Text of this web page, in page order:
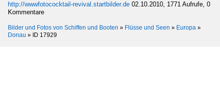
http://wwwfotococktail-revival.startbilder.de 02.10.2010, 1771 Aufrufe, 0
Kommentare
Bilder und Fotos von Schiffen und Booten » Flüsse und Seen » Europa »
Donau » ID 17929